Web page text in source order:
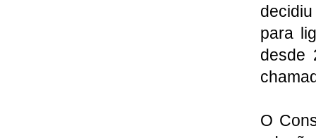
para
desde
O